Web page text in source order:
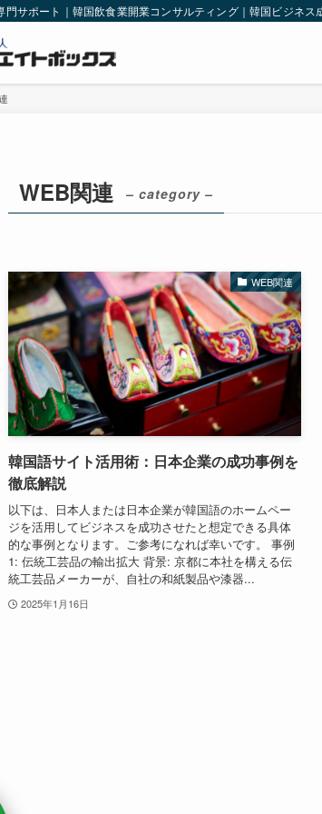
門サポート｜韓国飲食業開業コンサルティング｜韓国ビジネ
WEB関連 – category –
WEB関連
韓国語サイト活用術：日本企業の成功事例を
徹底解説
以下は、日本人または日本企業が韓国語のホームペー
ジを活用してビジネスを成功させたと想定できる具体
的な事例となります。ご参考になれば幸いです。 事例
1: 伝統工芸品の輸出拡大 背景: 京都に本社を構える伝
統工芸品メーカーが、自社の和紙製品や漆器...
2025年1月16日